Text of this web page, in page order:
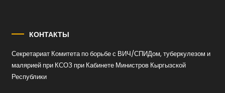
КОНТАКТЫ
Секретариат Комитета по борьбе с ВИЧ/СПИДом, туберкулезом и
малярией при КСОЗ при Кабинете Министров Кыргызской
Республики